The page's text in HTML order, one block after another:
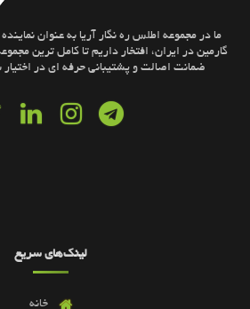
ما در مجموعه اطلس ره نگار آریا به عنوان
گارمین در ایران، افتخار داریم تا کامل ترین
ضمانت اصالت و پشتیبانی حرفه ای در اختیار
لینک‌های سریع
خانه